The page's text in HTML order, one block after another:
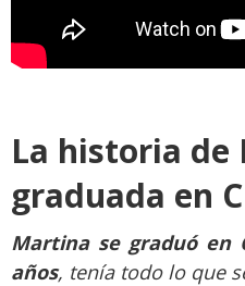
La historia de
graduada en
Martina se graduó en
años, tenía todo lo que